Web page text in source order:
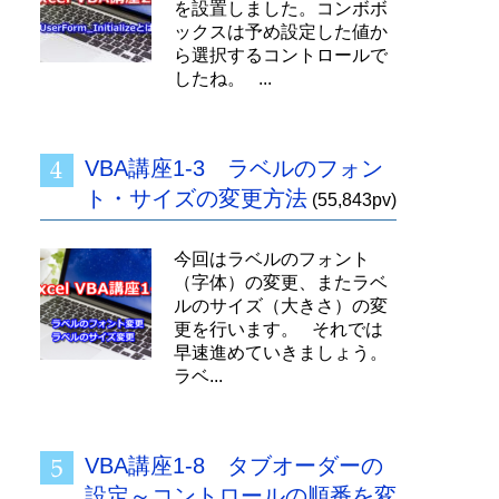
を設置しました。コンボボ
ックスは予め設定した値か
ら選択するコントロールで
したね。 ...
VBA講座1-3 ラベルのフォン
ト・サイズの変更方法 (55,843pv)
今回はラベルのフォント
（字体）の変更、またラベ
ルのサイズ（大きさ）の変
更を行います。 それでは
早速進めていきましょう。
ラベ...
VBA講座1-8 タブオーダーの